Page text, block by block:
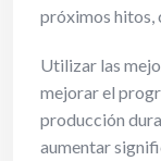
próximos hitos,
Utilizar las
mejorar el
producción
aumentar